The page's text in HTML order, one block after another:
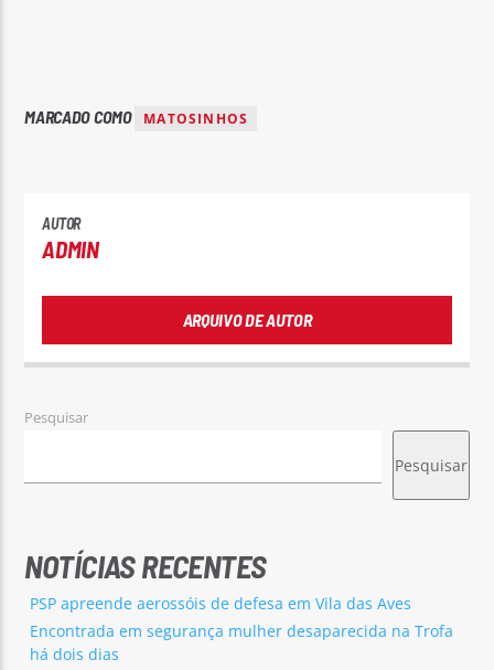
MARCADO COMO MATOSINHOS
AUTOR
ADMIN
ARQUIVO DE AUTOR
Pesquisar
Pesquisar
NOTÍCIAS RECENTES
PSP apreende aerossóis de defesa em Vila das Aves
Encontrada em segurança mulher desaparecida na Trofa
há dois dias